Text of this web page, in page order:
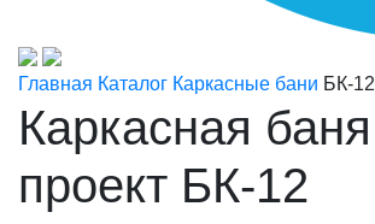
Главная Каталог Каркасные бани БК-12
Каркасная баня
проект БК-12